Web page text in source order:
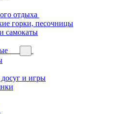
отдыха
горки, песочницы
самокаты
досуг и игры